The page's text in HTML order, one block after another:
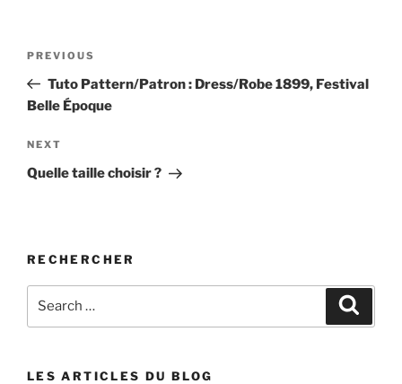
e
r
n
t
i
Previous
Post
PREVIOUS
Tuto Pattern/Patron : Dress/Robe 1899, Festival
Belle Époque
Next
Post
NEXT
Quelle taille choisir ?
RECHERCHER
LES ARTICLES DU BLOG